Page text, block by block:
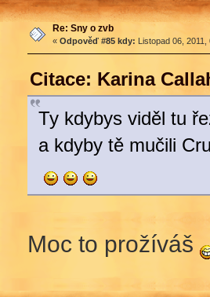
Re: Sny o zvb
« Odpověď #85 kdy: Listopad 06,
Citace: Karina
Ty kdybys viděl tu
a kdyby tě mučili
Moc to prožíváš